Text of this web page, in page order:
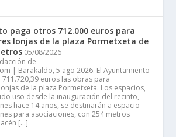
paga otros 712.000 euros para
lonjas de la plaza Pormetxeta de
05/08/2026
de
| Barakaldo, 5 ago 2026. El Ayuntamiento
euros las obras para
de la plaza Pormetxeta. Los espacios,
uso desde la inauguración del recinto,
hace 14 años, se destinarán a espacio
para asociaciones, con 254 metros
[…]